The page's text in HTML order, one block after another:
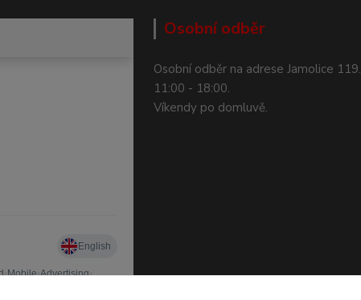
Osobní odběr
Osobní odběr na adrese Jamolice 119.
11:00 - 18:00.
Víkendy po domluvě.